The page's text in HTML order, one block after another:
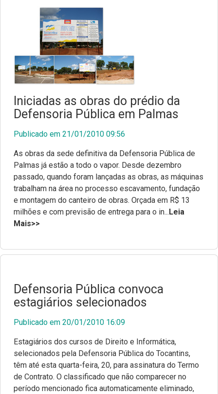
Iniciadas as obras do prédio da
Defensoria Pública em Palmas
Publicado em 21/01/2010 09:56
As obras da sede definitiva da Defensoria Pública de
Palmas já estão a todo o vapor. Desde dezembro
passado, quando foram lançadas as obras, as máquinas
trabalham na área no processo escavamento, fundação
e montagem do canteiro de obras. Orçada em R$ 13
milhões e com previsão de entrega para o in...Leia
Mais>>
Defensoria Pública convoca
estagiários selecionados
Publicado em 20/01/2010 16:09
Estagiários dos cursos de Direito e Informática,
selecionados pela Defensoria Pública do Tocantins,
têm até esta quarta-feira, 20, para assinatura do Termo
de Contrato. O classificado que não comparecer no
período mencionado fica automaticamente eliminado,